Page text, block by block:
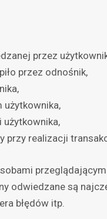
przez
przez odnośnik,
przy realizacji
odwiedzane są
błędów itp.